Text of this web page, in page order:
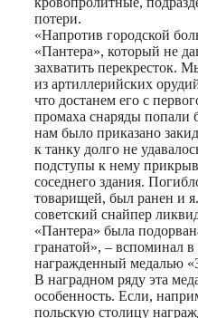
потери.
«Напротив городской
«Пантера», который не
захватить перекресток.
из артиллерийских
что достанем его с
промаха снаряды попали
нам было приказано
к танку долго не
подступы к нему
соседнего здания.
товарищей, был ранен и
советский снайпер
«Пантера» была
гранатой», – вспоминал в
награжденный медалью
В наградном ряду эта
особенность. Если,
польскую столицу